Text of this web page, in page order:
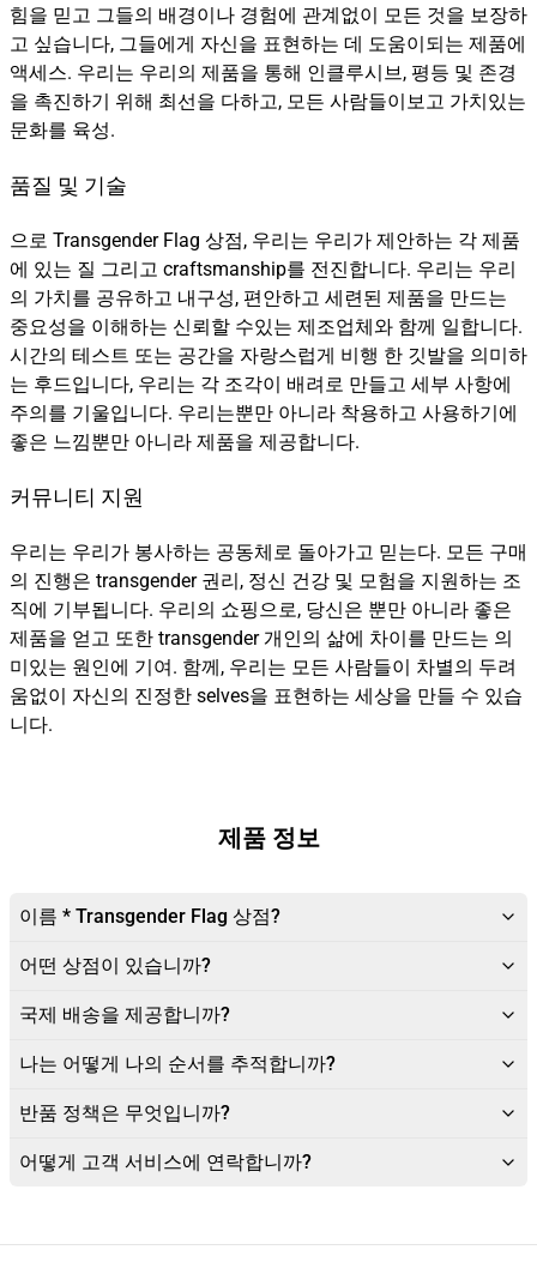
힘을 믿고 그들의 배경이나 경험에 관계없이 모든 것을 보장하
고 싶습니다, 그들에게 자신을 표현하는 데 도움이되는 제품에
액세스. 우리는 우리의 제품을 통해 인클루시브, 평등 및 존경
을 촉진하기 위해 최선을 다하고, 모든 사람들이보고 가치있는
문화를 육성.
품질 및 기술
으로 Transgender Flag 상점, 우리는 우리가 제안하는 각 제품
에 있는 질 그리고 craftsmanship를 전진합니다. 우리는 우리
의 가치를 공유하고 내구성, 편안하고 세련된 제품을 만드는
중요성을 이해하는 신뢰할 수있는 제조업체와 함께 일합니다.
시간의 테스트 또는 공간을 자랑스럽게 비행 한 깃발을 의미하
는 후드입니다, 우리는 각 조각이 배려로 만들고 세부 사항에
주의를 기울입니다. 우리는뿐만 아니라 착용하고 사용하기에
좋은 느낌뿐만 아니라 제품을 제공합니다.
커뮤니티 지원
우리는 우리가 봉사하는 공동체로 돌아가고 믿는다. 모든 구매
의 진행은 transgender 권리, 정신 건강 및 모험을 지원하는 조
직에 기부됩니다. 우리의 쇼핑으로, 당신은 뿐만 아니라 좋은
제품을 얻고 또한 transgender 개인의 삶에 차이를 만드는 의
미있는 원인에 기여. 함께, 우리는 모든 사람들이 차별의 두려
움없이 자신의 진정한 selves을 표현하는 세상을 만들 수 있습
니다.
제품 정보
이름 * Transgender Flag 상점?
어떤 상점이 있습니까?
국제 배송을 제공합니까?
나는 어떻게 나의 순서를 추적합니까?
반품 정책은 무엇입니까?
어떻게 고객 서비스에 연락합니까?